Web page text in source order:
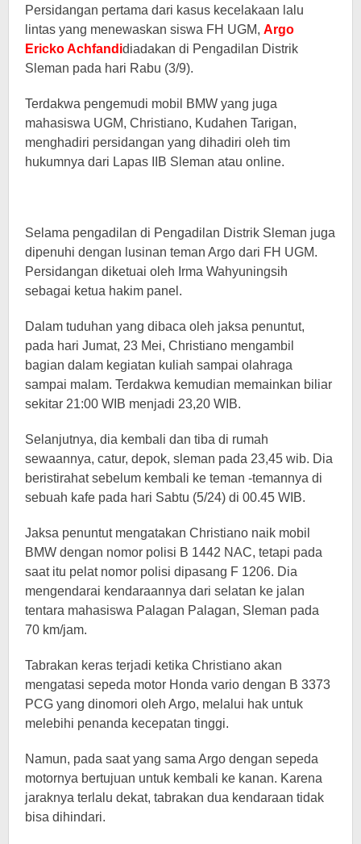
Persidangan pertama dari kasus kecelakaan lalu
lintas yang menewaskan siswa FH UGM, Argo
Ericko Achfandidiadakan di Pengadilan Distrik
Sleman pada hari Rabu (3/9).
Terdakwa pengemudi mobil BMW yang juga
mahasiswa UGM, Christiano, Kudahen Tarigan,
menghadiri persidangan yang dihadiri oleh tim
hukumnya dari Lapas IIB Sleman atau online.
Selama pengadilan di Pengadilan Distrik Sleman juga
dipenuhi dengan lusinan teman Argo dari FH UGM.
Persidangan diketuai oleh Irma Wahyuningsih
sebagai ketua hakim panel.
Dalam tuduhan yang dibaca oleh jaksa penuntut,
pada hari Jumat, 23 Mei, Christiano mengambil
bagian dalam kegiatan kuliah sampai olahraga
sampai malam. Terdakwa kemudian memainkan biliar
sekitar 21:00 WIB menjadi 23,20 WIB.
Selanjutnya, dia kembali dan tiba di rumah
sewaannya, catur, depok, sleman pada 23,45 wib. Dia
beristirahat sebelum kembali ke teman -temannya di
sebuah kafe pada hari Sabtu (5/24) di 00.45 WIB.
Jaksa penuntut mengatakan Christiano naik mobil
BMW dengan nomor polisi B 1442 NAC, tetapi pada
saat itu pelat nomor polisi dipasang F 1206. Dia
mengendarai kendaraannya dari selatan ke jalan
tentara mahasiswa Palagan Palagan, Sleman pada
70 km/jam.
Tabrakan keras terjadi ketika Christiano akan
mengatasi sepeda motor Honda vario dengan B 3373
PCG yang dinomori oleh Argo, melalui hak untuk
melebihi penanda kecepatan tinggi.
Namun, pada saat yang sama Argo dengan sepeda
motornya bertujuan untuk kembali ke kanan. Karena
jaraknya terlalu dekat, tabrakan dua kendaraan tidak
bisa dihindari.